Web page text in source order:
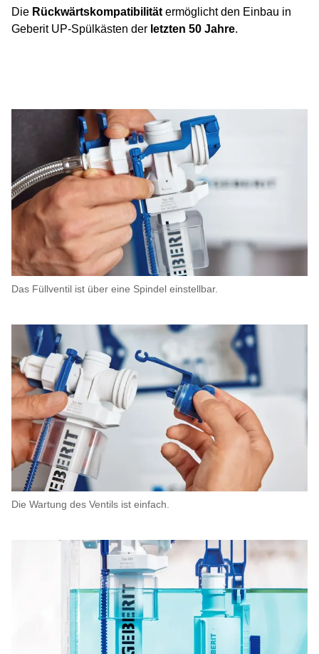
Die Rückwärtskompatibilität ermöglicht den Einbau in
Geberit UP-Spülkästen der letzten 50 Jahre.
Das Füllventil ist über eine Spindel einstellbar.
Die Wartung des Ventils ist einfach.